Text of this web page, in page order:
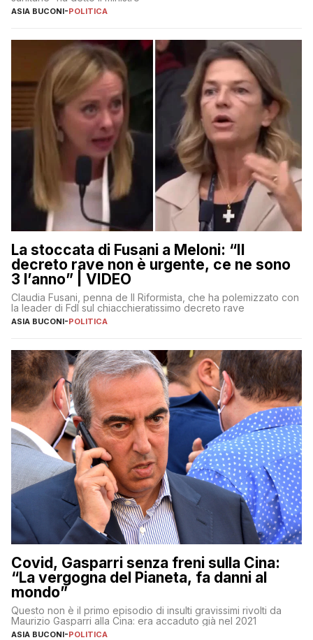
ASIA BUCONI-POLITICA
La stoccata di Fusani a Meloni: “Il
decreto rave non è urgente, ce ne sono
3 l’anno” | VIDEO
Claudia Fusani, penna de Il Riformista, che ha polemizzato con
la leader di FdI sul chiacchieratissimo decreto rave
ASIA BUCONI-POLITICA
Covid, Gasparri senza freni sulla Cina:
“La vergogna del Pianeta, fa danni al
mondo”
Questo non è il primo episodio di insulti gravissimi rivolti da
Maurizio Gasparri alla Cina: era accaduto già nel 2021
ASIA BUCONI-POLITICA